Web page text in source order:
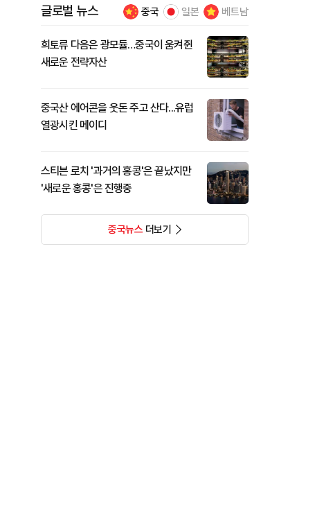
글로벌 뉴스 중국 일본 베트남
희토류 다음은 광모듈…중국이 움켜쥔
새로운 전략자산
중국산 에어콘을 웃돈 주고 산다...유럽
열광시킨 메이디
스티븐 로치 '과거의 홍콩'은 끝났지만
'새로운 홍콩'은 진행중
중국뉴스더보기